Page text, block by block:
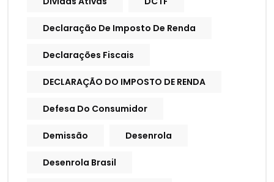
Declaração De Imposto De Renda
Declarações Fiscais
DECLARAÇÃO DO IMPOSTO DE RENDA
Defesa Do Consumidor
Demissão Desenrola
Desenrola Brasil